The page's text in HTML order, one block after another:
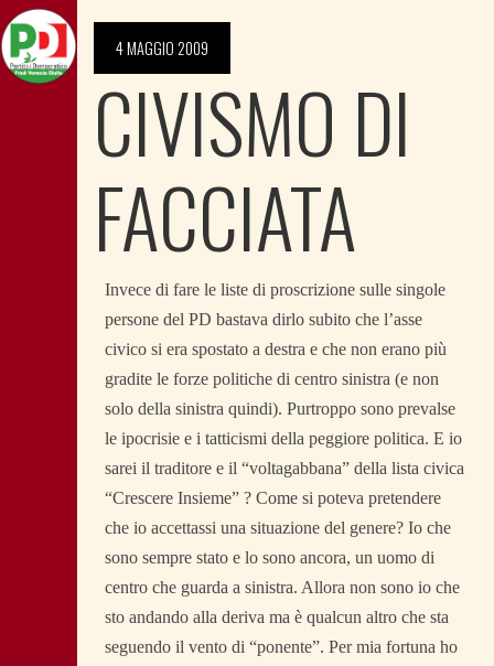
4 MAGGIO 2009
CIVISMO DI
FACCIATA
Invece di fare le liste di proscrizione sulle singole
persone del PD bastava dirlo subito che l’asse
civico si era spostato a destra e che non erano più
gradite le forze politiche di centro sinistra (e non
solo della sinistra quindi). Purtroppo sono prevalse
le ipocrisie e i tatticismi della peggiore politica. E io
sarei il traditore e il “voltagabbana” della lista civica
“Crescere Insieme” ? Come si poteva pretendere
che io accettassi una situazione del genere? Io che
sono sempre stato e lo sono ancora, un uomo di
centro che guarda a sinistra. Allora non sono io che
sto andando alla deriva ma è qualcun altro che sta
seguendo il vento di “ponente”. Per mia fortuna ho